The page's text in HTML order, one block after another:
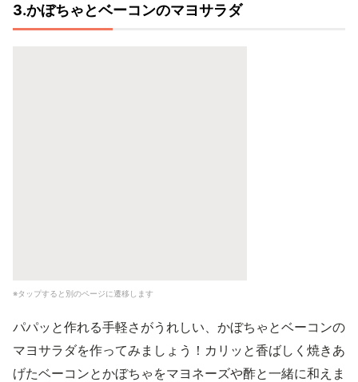
3.かぼちゃとベーコンのマヨサラダ
※タップすると別のページに遷移します
パパッと作れる手軽さがうれしい、かぼちゃとベーコンの
マヨサラダを作ってみましょう！カリッと香ばしく焼きあ
げたベーコンとかぼちゃをマヨネーズや酢と一緒に和えま